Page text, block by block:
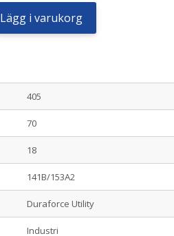
Lägg i varukorg
405
70
18
141B/153A2
Duraforce Utility
Industri